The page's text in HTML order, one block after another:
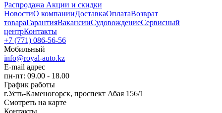
Распродажа Акции и скидки
НовостиО компанииДоставкаОплатаВозврат
товараГарантияВакансииСудовождениеСервисный
центрКонтакты
+7 (771) 086-56-56
Мобильный
info@royal-auto.kz
E-mail адрес
пн-пт: 09.00 - 18.00
График работы
г.Усть-Каменогорск, проспект Абая 156/1
Смотреть на карте
Контакты